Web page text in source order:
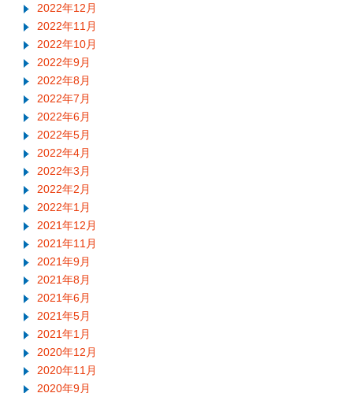
2022年12月
2022年11月
2022年10月
2022年9月
2022年8月
2022年7月
2022年6月
2022年5月
2022年4月
2022年3月
2022年2月
2022年1月
2021年12月
2021年11月
2021年9月
2021年8月
2021年6月
2021年5月
2021年1月
2020年12月
2020年11月
2020年9月